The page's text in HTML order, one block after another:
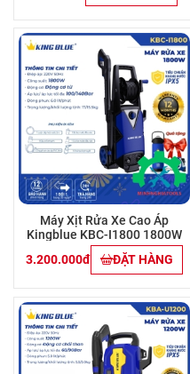
Máy Xịt Rửa Xe Cao Áp
Kingblue KBC-I1800 1800W
3.200.000đ
ĐẶT HÀNG